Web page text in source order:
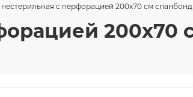
с перфорацией 200х70 см
200х70